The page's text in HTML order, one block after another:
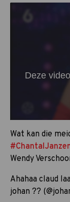
Wat kan die
Wendy
Ahahaa claud
johan ??